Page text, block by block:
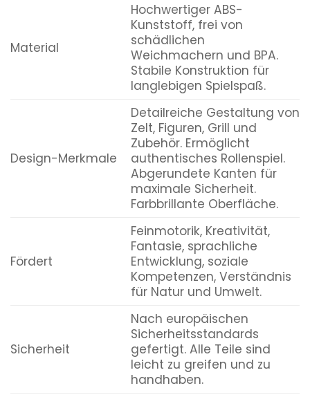
Material
Hochwertiger ABS-
Kunststoff, frei von
schädlichen
Weichmachern und BPA.
Stabile Konstruktion für
langlebigen Spielspaß.
Design-Merkmale
Detailreiche Gestaltung von
Zelt, Figuren, Grill und
Zubehör. Ermöglicht
authentisches Rollenspiel.
Abgerundete Kanten für
maximale Sicherheit.
Farbbrillante Oberfläche.
Fördert
Feinmotorik, Kreativität,
Fantasie, sprachliche
Entwicklung, soziale
Kompetenzen, Verständnis
für Natur und Umwelt.
Sicherheit
Nach europäischen
Sicherheitsstandards
gefertigt. Alle Teile sind
leicht zu greifen und zu
handhaben.